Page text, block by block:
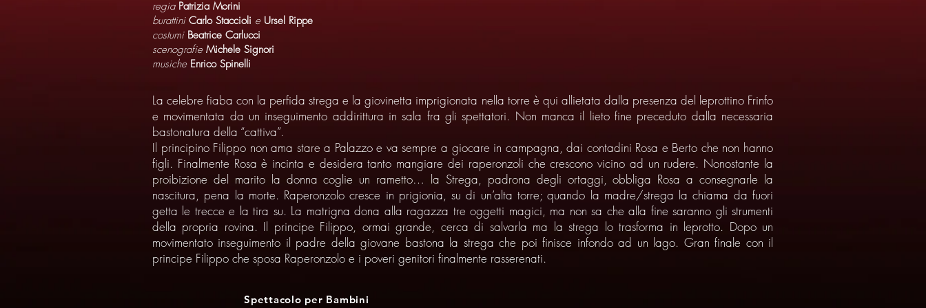
regia Patrizia Morini
burattini Carlo Staccioli e Ursel Rippe
costumi Beatrice Carlucci
scenografie Michele Signori
musiche Enrico Spinelli
La celebre fiaba con la perfida strega e la giovinetta imprigionata nella torre è qui allietata dalla presenza del leprottino Frinfo
e movimentata da un inseguimento addirittura in sala fra gli spettatori. Non manca il lieto fine preceduto dalla necessaria
bastonatura della “cattiva”.
Il principino Filippo non ama stare a Palazzo e va sempre a giocare in campagna, dai contadini Rosa e Berto che non hanno
figli. Finalmente Rosa è incinta e desidera tanto mangiare dei raperonzoli che crescono vicino ad un rudere. Nonostante la
proibizione del marito la donna coglie un rametto… la Strega, padrona degli ortaggi, obbliga Rosa a consegnarle la
nascitura, pena la morte. Raperonzolo cresce in prigionia, su di un’alta torre; quando la madre/strega la chiama da fuori
getta le trecce e la tira su. La matrigna dona alla ragazza tre oggetti magici, ma non sa che alla fine saranno gli strumenti
della propria rovina. Il principe Filippo, ormai grande, cerca di salvarla ma la strega lo trasforma in leprotto. Dopo un
movimentato inseguimento il padre della giovane bastona la strega che poi finisce infondo ad un lago. Gran finale con il
principe Filippo che sposa Raperonzolo e i poveri genitori finalmente rasserenati.
Spettacolo per Bambini